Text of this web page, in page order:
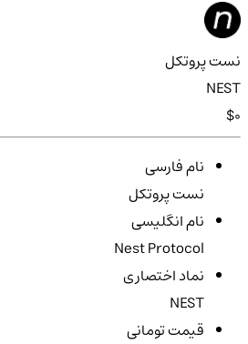
نست پروتکل
NEST
$0
نام فارسی
نست پروتکل
نام انگلیسی
Nest Protocol
نماد اختصاری
NEST
قیمت تومانی